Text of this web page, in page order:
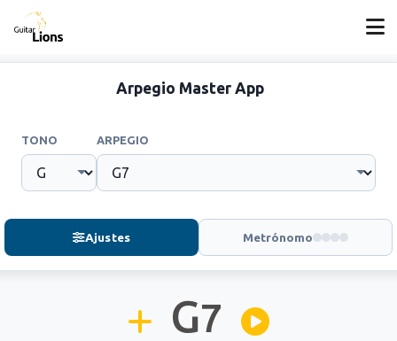
Arpegio Master App
TONO ARPEGIO
Ajustes Metrónomo
G7